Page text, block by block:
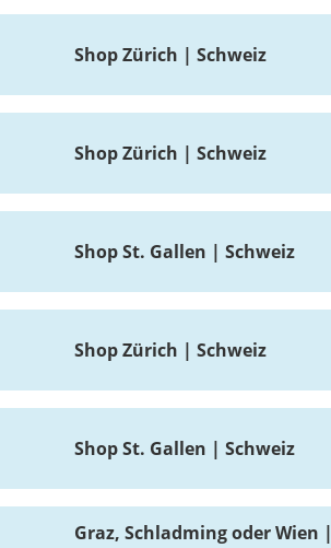
Shop Zürich | Schweiz
Shop Zürich | Schweiz
Shop St. Gallen | Schweiz
Shop Zürich | Schweiz
Shop St. Gallen | Schweiz
Graz, Schladming oder Wien |